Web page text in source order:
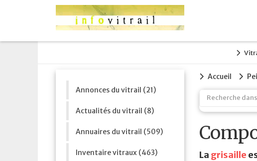
Annonces du vitrail (21)
Actualités du vitrail (8)
Annuaires du vitrail (509)
Inventaire vitraux (463)
Accueil
La grisaille